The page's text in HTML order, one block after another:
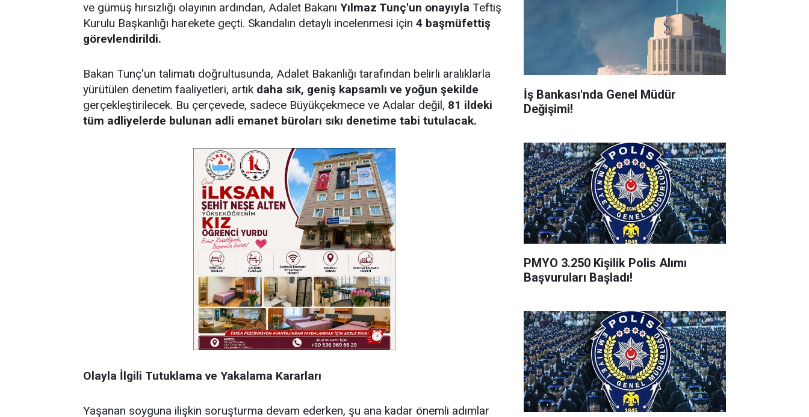
ve gümüş hırsızlığı olayının ardından, Adalet Bakanı Yılmaz Tunç'un onayıyla Teftiş
Kurulu Başkanlığı harekete geçti. Skandalın detaylı incelenmesi için 4 başmüfettiş
görevlendirildi.
Bakan Tunç'un talimatı doğrultusunda, Adalet Bakanlığı tarafından belirli aralıklarla
yürütülen denetim faaliyetleri, artık daha sık, geniş kapsamlı ve yoğun şekilde
gerçekleştirilecek. Bu çerçevede, sadece Büyükçekmece ve Adalar değil, 81 ildeki
tüm adliyelerde bulunan adli emanet büroları sıkı denetime tabi tutulacak.
Olayla İlgili Tutuklama ve Yakalama Kararları
Yaşanan soyguna ilişkin soruşturma devam ederken, şu ana kadar önemli adımlar
İş Bankası'nda Genel Müdür
Değişimi!
PMYO 3.250 Kişilik Polis Alımı
Başvuruları Başladı!